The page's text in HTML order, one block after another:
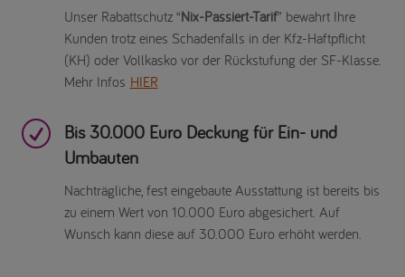
Unser Rabattschutz “Nix-Passiert-Tarif” bewahrt Ihre
Kunden trotz eines Schadenfalls in der Kfz-Haftpflicht
(KH) oder Vollkasko vor der Rückstufung der SF-Klasse.
Mehr Infos HIER
R
Bis 30.000 Euro Deckung für Ein- und
Umbauten
Nachträgliche, fest eingebaute Ausstattung ist bereits bis
zu einem Wert von 10.000 Euro abgesichert. Auf
Wunsch kann diese auf 30.000 Euro erhöht werden.